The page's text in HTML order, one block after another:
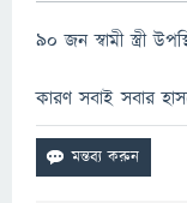
৯০ জন স্বামী স্ত্রী
কারণ সবাই সবার